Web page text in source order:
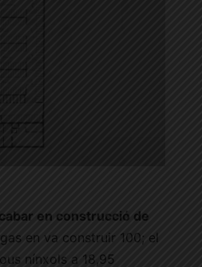
en construcció de
en va construir 100; el
nínxols a 18,95